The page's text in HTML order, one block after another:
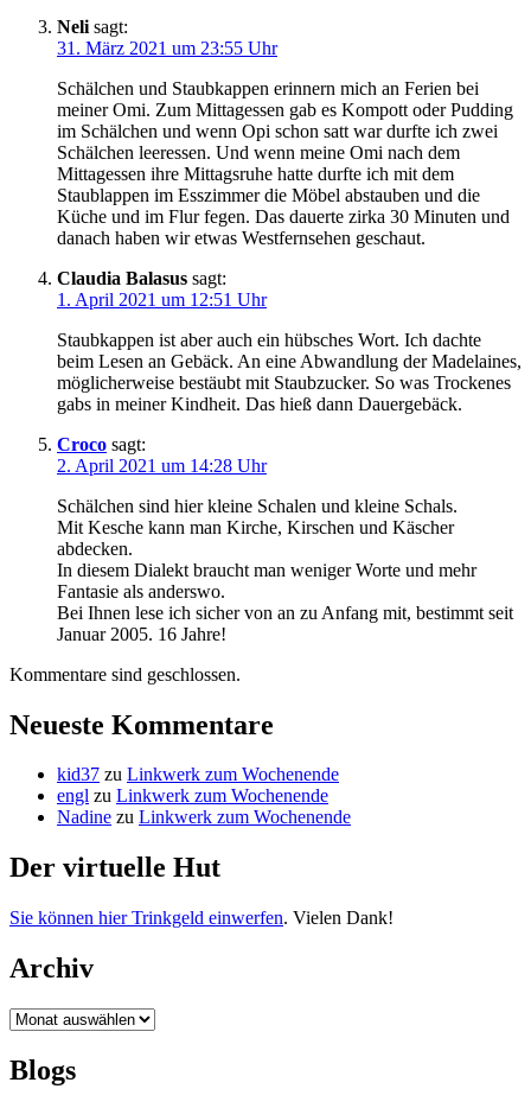
Neli sagt:
31. März 2021 um 23:55 Uhr
Schälchen und Staubkappen erinnern mich an Ferien bei
meiner Omi. Zum Mittagessen gab es Kompott oder Pudding
im Schälchen und wenn Opi schon satt war durfte ich zwei
Schälchen leeressen. Und wenn meine Omi nach dem
Mittagessen ihre Mittagsruhe hatte durfte ich mit dem
Staublappen im Esszimmer die Möbel abstauben und die
Küche und im Flur fegen. Das dauerte zirka 30 Minuten und
danach haben wir etwas Westfernsehen geschaut.
Claudia Balasus sagt:
1. April 2021 um 12:51 Uhr
Staubkappen ist aber auch ein hübsches Wort. Ich dachte
beim Lesen an Gebäck. An eine Abwandlung der Madelaines,
möglicherweise bestäubt mit Staubzucker. So was Trockenes
gabs in meiner Kindheit. Das hieß dann Dauergebäck.
Croco sagt:
2. April 2021 um 14:28 Uhr
Schälchen sind hier kleine Schalen und kleine Schals.
Mit Kesche kann man Kirche, Kirschen und Käscher
abdecken.
In diesem Dialekt braucht man weniger Worte und mehr
Fantasie als anderswo.
Bei Ihnen lese ich sicher von an zu Anfang mit, bestimmt seit
Januar 2005. 16 Jahre!
Kommentare sind geschlossen.
Neueste Kommentare
kid37 zu Linkwerk zum Wochenende
engl zu Linkwerk zum Wochenende
Nadine zu Linkwerk zum Wochenende
Der virtuelle Hut
Sie können hier Trinkgeld einwerfen. Vielen Dank!
Archiv
Archiv
Blogs